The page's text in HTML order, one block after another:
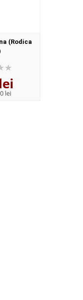
(Rodica
lei
lei